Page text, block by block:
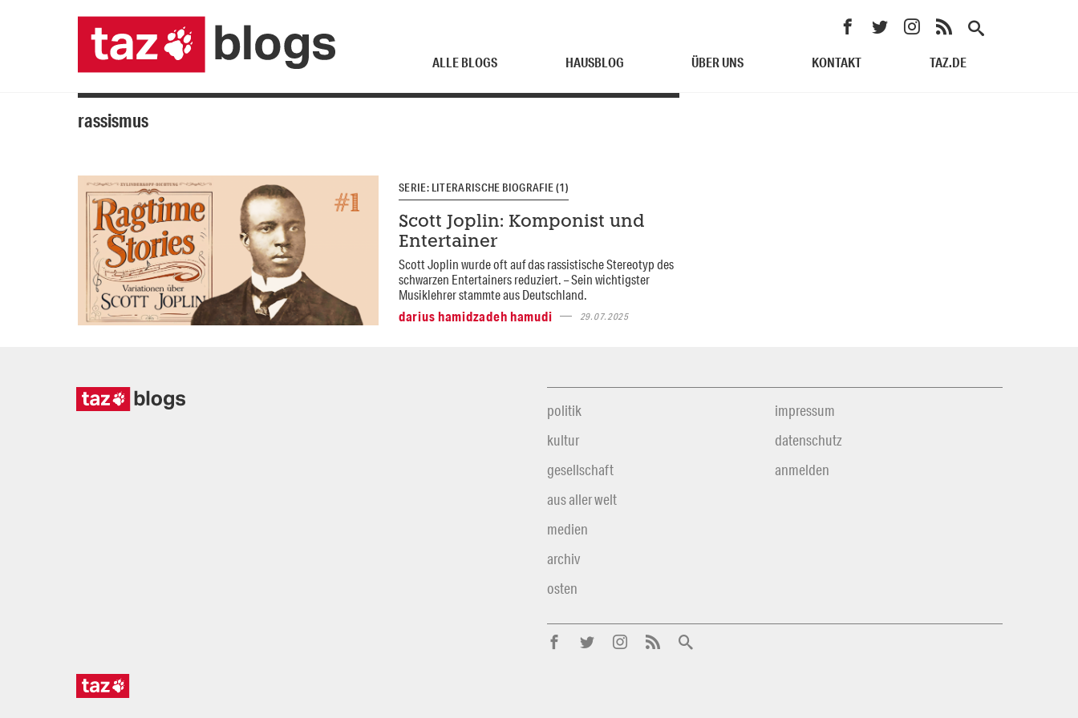
ALLE BLOGS HAUSBLOG ÜBER UNS KONTAKT TAZ.DE
rassismus
SERIE: LITERARISCHE BIOGRAFIE (1)
Scott Joplin: Komponist und
Entertainer
Scott Joplin wurde oft auf das rassistische Stereotyp des
schwarzen Entertainers reduziert. – Sein wichtigster
Musiklehrer stammte aus Deutschland.
darius hamidzadeh hamudi
29.07.2025
politik
kultur
gesellschaft
aus aller welt
medien
archiv
osten
impressum
datenschutz
anmelden